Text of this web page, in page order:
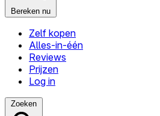
Bereken nu
Zelf kopen
Alles-in-één
Reviews
Prijzen
Log in
Zoeken